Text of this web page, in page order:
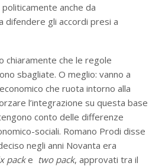
anche da
difendere gli accordi presi a
chiaramente che le regole
sbagliate. O meglio: vanno a
che ruota intorno alla
l’integrazione su questa base
conto delle differenze
sociali. Romano Prodi disse
negli anni Novanta era
packe two pack, approvati tra il